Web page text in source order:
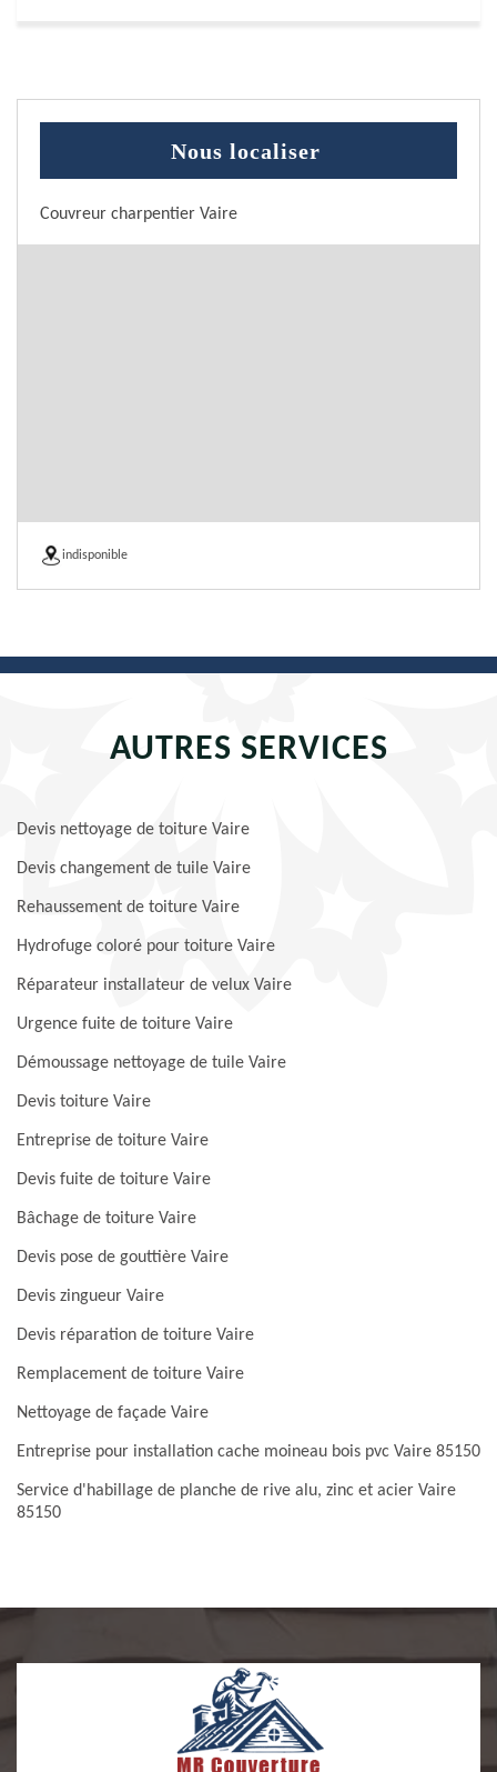
Nous localiser
Couvreur charpentier Vaire
indisponible
AUTRES SERVICES
Devis nettoyage de toiture Vaire
Devis changement de tuile Vaire
Rehaussement de toiture Vaire
Hydrofuge coloré pour toiture Vaire
Réparateur installateur de velux Vaire
Urgence fuite de toiture Vaire
Démoussage nettoyage de tuile Vaire
Devis toiture Vaire
Entreprise de toiture Vaire
Devis fuite de toiture Vaire
Bâchage de toiture Vaire
Devis pose de gouttière Vaire
Devis zingueur Vaire
Devis réparation de toiture Vaire
Remplacement de toiture Vaire
Nettoyage de façade Vaire
Entreprise pour installation cache moineau bois pvc Vaire 85150
Service d'habillage de planche de rive alu, zinc et acier Vaire
85150